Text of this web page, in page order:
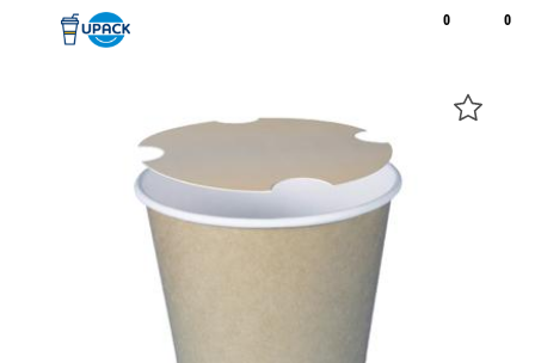
0 0